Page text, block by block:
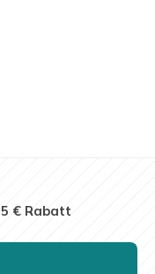
5 € Rabatt